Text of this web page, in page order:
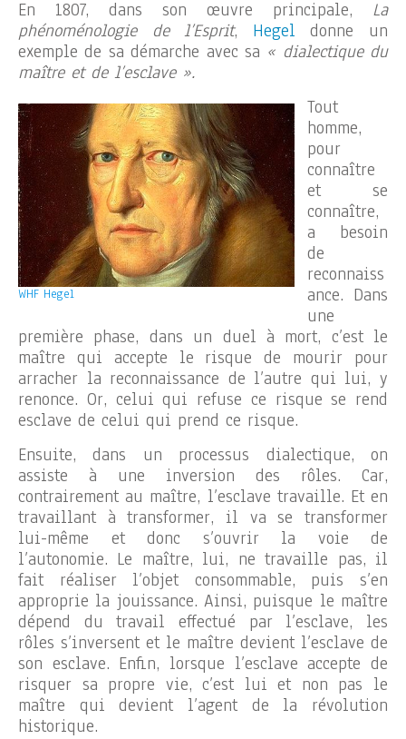
En 1807, dans son œuvre principale, La
phénoménologie de l’Esprit, Hegeldonne un
exemple de sa démarche avec sa « dialectique du
maître et de l’esclave ».
WHF Hegel
Tout
homme,
pour
connaître
et se
connaître,
a besoin
de
reconnaiss
ance. Dans
une
première phase, dans un duel à mort, c’est le
maître qui accepte le risque de mourir pour
arracher la reconnaissance de l’autre qui lui, y
renonce. Or, celui qui refuse ce risque se rend
esclave de celui qui prend ce risque.
Ensuite, dans un processus dialectique, on
assiste à une inversion des rôles. Car,
contrairement au maître, l’esclave travaille. Et en
travaillant à transformer, il va se transformer
lui-même et donc s’ouvrir la voie de
l’autonomie. Le maître, lui, ne travaille pas, il
fait réaliser l’objet consommable, puis s’en
approprie la jouissance. Ainsi, puisque le maître
dépend du travail effectué par l’esclave, les
rôles s’inversent et le maître devient l’esclave de
son esclave. Enfin, lorsque l’esclave accepte de
risquer sa propre vie, c’est lui et non pas le
maître qui devient l’agent de la révolution
historique.